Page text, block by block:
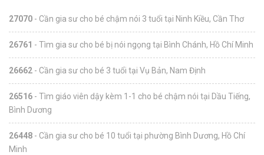
27070 - Cần gia sư cho bé chậm nói 3 tuổi tại Ninh Kiều, Cần Thơ
26761 - Tìm gia sư cho bé bị nói ngọng tại Bình Chánh, Hồ Chí Minh
26662 - Cần gia sư cho bé 3 tuổi tại Vụ Bản, Nam Định
26516 - Tìm giáo viên dậy kèm 1-1 cho bé chậm nói tại Dầu Tiếng,
Bình Dương
26448 - Cần gia sư cho bé 10 tuổi tại phường Bình Dương, Hồ Chí
Minh